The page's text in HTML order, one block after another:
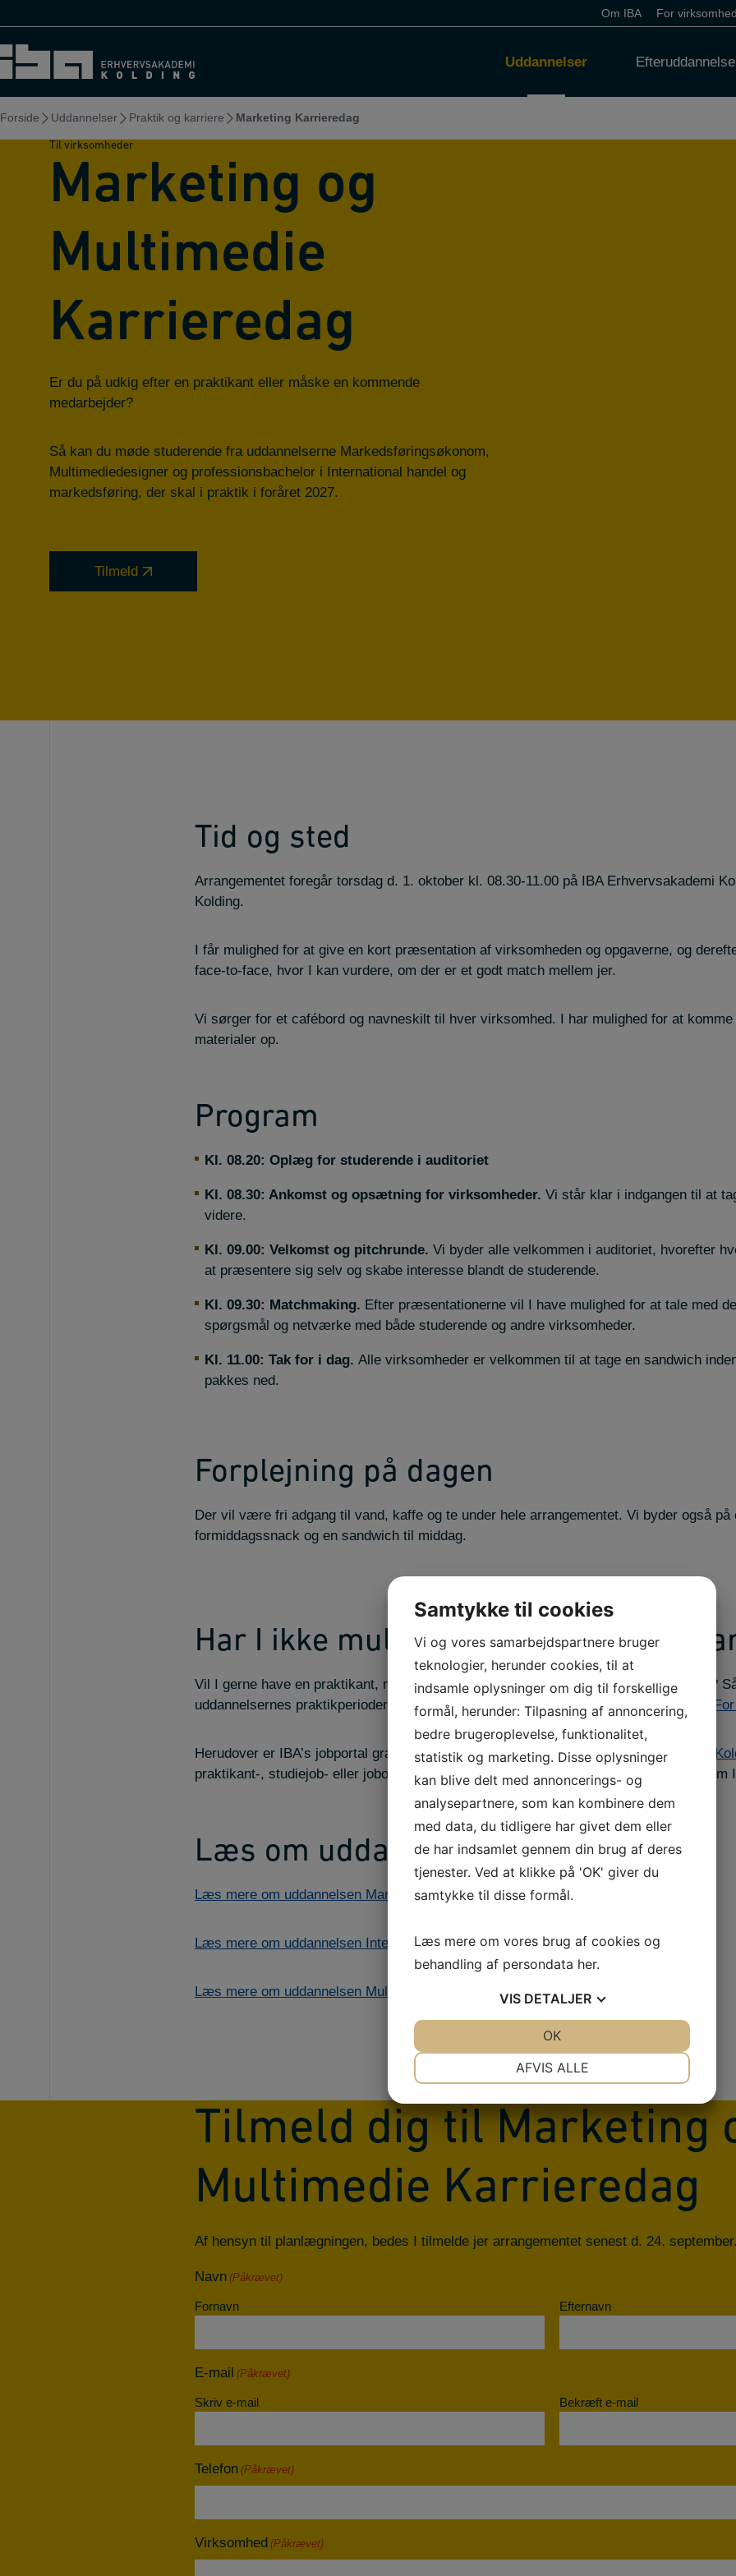
til
Om IBA For
Uddannelser
Forside Uddannelser Praktik og karriere Marketing Karrieredag
Til virksomheder
Marketing og
Multimedie
Karrieredag
Er du på udkig efter en praktikant eller måske en kommende
medarbejder?
Så kan du møde studerende fra uddannelserne Markedsføringsøkonom,
Multimediedesigner og professionsbachelor i International handel og
markedsføring, der skal i praktik i foråret 2027.
Tilmeld
Tid og sted
Arrangementet foregår torsdag d. 1. oktober kl. 08.30-11.00 på IBA Erhvervsakademi
Kolding.
I får mulighed for at give en kort præsentation af virksomheden og opgaverne, og
face-to-face, hvor I kan vurdere, om der er et godt match mellem jer.
Vi sørger for et cafébord og navneskilt til hver virksomhed. I har mulighed for at
materialer op.
Program
Kl. 08.20: Oplæg for studerende i auditoriet
Kl. 08.30: Ankomst og opsætning for virksomheder. Vi står klar i indgangen til at
videre.
Kl. 09.00: Velkomst og pitchrunde. Vi byder alle velkommen i auditoriet, hvorefter
at præsentere sig selv og skabe interesse blandt de studerende.
Kl. 09.30: Matchmaking. Efter præsentationerne vil I have mulighed for at tale med
spørgsmål og netværke med både studerende og andre virksomheder.
Kl. 11.00: Tak for i dag. Alle virksomheder er velkommen til at tage en sandwich
pakkes ned.
Forplejning på dagen
Der vil være fri adgang til vand, kaffe og te under hele arrangementet. Vi byder også
formiddagssnack og en sandwich til middag.
Har I ikke mulighed for at deltage i
Vil I gerne have en praktikant, men har I ikke mulighed for at deltage i karrieredagen?
uddannelsernes praktikperioder m.v. på følgende side:Generel praktik information –
Herudover er IBA’s jobportal gratis at benytte:IBA Jobportal – IBA Erhvervsakademi
praktikant-, studiejob- eller jobopslag og finde netop de studerende og dimittender,
Læs om uddannelserne
Læs mere om uddannelsen Markedsføringsøkonom
Læs mere om uddannelsen International handel og markedsføring
Læs mere om uddannelsen Multimediedesigner
Tilmeld dig til Marketing
Multimedie Karrieredag
Af hensyn til planlægningen, bedes I tilmelde jer arrangementet senest d. 24.
Navn (Påkrævet)
Fornavn Efternavn
E-mail (Påkrævet)
Skriv e-mail Bekræft e-mail
Telefon (Påkrævet)
Virksomhed (Påkrævet)
Samtykke til cookies
Vi og vores samarbejdspartnere bruger
teknologier, herunder cookies, til at
indsamle oplysninger om dig til forskellige
formål, herunder: Tilpasning af annoncering,
bedre brugeroplevelse, funktionalitet,
statistik og marketing. Disse oplysninger
kan blive delt med annoncerings- og
analysepartnere, som kan kombinere dem
med data, du tidligere har givet dem eller
de har indsamlet gennem din brug af deres
tjenester. Ved at klikke på 'OK' giver du
samtykke til disse formål.
Læs mere om vores brug af cookies og
behandling af persondata her.
VIS DETALJER
MARKETING STATISTIK
AFVIS ALLE
OK